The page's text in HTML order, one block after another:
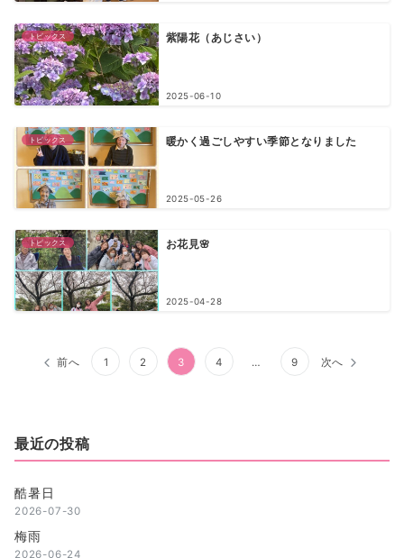
トピックス 紫陽花（あじさい）
2025-06-10
トピックス 暖かく過ごしやすい季節となりました
2025-05-26
トピックス お花見🌸
2025-04-28
前へ 1 2 3 4 … 9 次へ
最近の投稿
酷暑日
2026-07-30
梅雨
2026-06-24